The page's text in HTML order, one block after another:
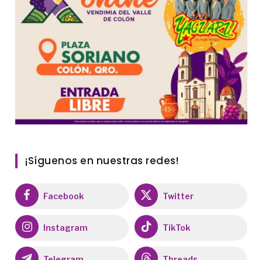
¡Síguenos en nuestras redes!
Facebook Twitter
Instagram TikTok